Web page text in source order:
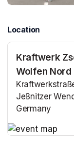
Location
Kraftwerk
Wolfen Nord
Jeßnitzer
Germany